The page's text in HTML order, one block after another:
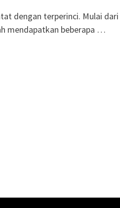
dengan terperinci. Mulai dari
mendapatkan beberapa …